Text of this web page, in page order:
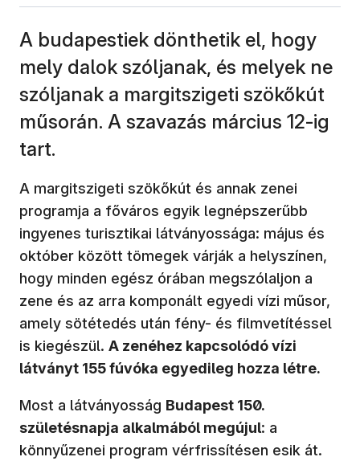
A budapestiek dönthetik el, hogy
mely dalok szóljanak, és melyek ne
szóljanak a margitszigeti szökőkút
műsorán. A szavazás március 12-ig
tart.
A margitszigeti szökőkút és annak zenei
programja a főváros egyik legnépszerűbb
ingyenes turisztikai látványossága: május és
október között tömegek várják a helyszínen,
hogy minden egész órában megszólaljon a
zene és az arra komponált egyedi vízi műsor,
amely sötétedés után fény- és filmvetítéssel
is kiegészül. A zenéhez kapcsolódó vízi
látványt 155 fúvóka egyedileg hozza létre.
Most a látványosság Budapest 150.
születésnapja alkalmából megújul: a
könnyűzenei program vérfrissítésen esik át.